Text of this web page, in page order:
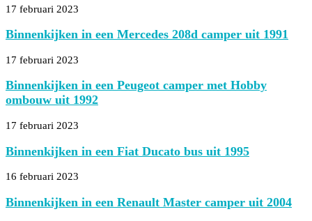
17 februari 2023
Binnenkijken in een Mercedes 208d camper uit 1991
17 februari 2023
Binnenkijken in een Peugeot camper met Hobby
ombouw uit 1992
17 februari 2023
Binnenkijken in een Fiat Ducato bus uit 1995
16 februari 2023
Binnenkijken in een Renault Master camper uit 2004